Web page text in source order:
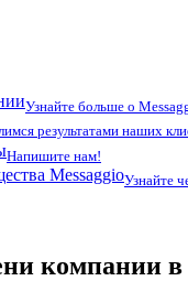
Узнайте больше о
результатами наших
Напишите нам!
MessaggioУзнайте
компании